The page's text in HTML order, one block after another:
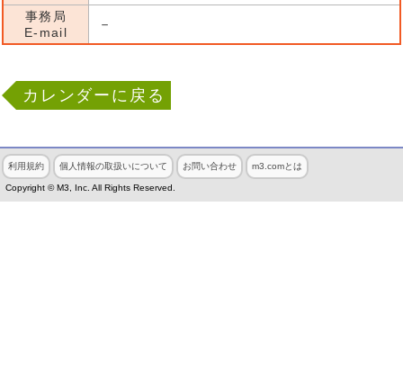
事務局
E-mail
－
カレンダーに戻る
利用規約 個人情報の取扱いについて お問い合わせ m3.comとは
Copyright © M3, Inc. All Rights Reserved.